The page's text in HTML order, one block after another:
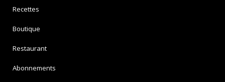
Recettes
Boutique
Restaurant
Abonnements